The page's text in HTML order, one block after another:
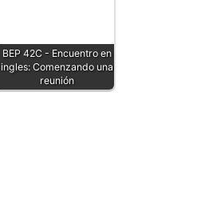
BEP 42C - Encuentro en
ingles: Comenzando una
reunión